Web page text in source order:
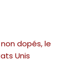
dopés, le
Unis